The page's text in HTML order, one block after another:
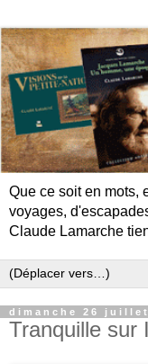
Que ce soit en mots,
voyages,
Claude Lamarche
dimanche 26 juillet
Tranquille sur